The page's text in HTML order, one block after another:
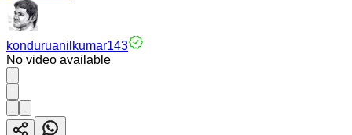
konduruanilkumar143
No video available